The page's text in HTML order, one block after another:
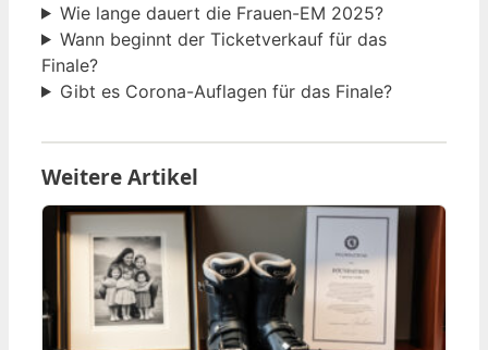
Wie lange dauert die Frauen-EM 2025?
Wann beginnt der Ticketverkauf für das
Finale?
Gibt es Corona-Auflagen für das Finale?
Weitere Artikel